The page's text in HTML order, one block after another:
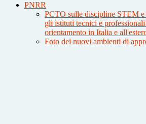
PNRR
PCTO sulle discipline STEM
gli istituti tecnici e
orientamento in Italia e
Foto dei nuovi ambienti di